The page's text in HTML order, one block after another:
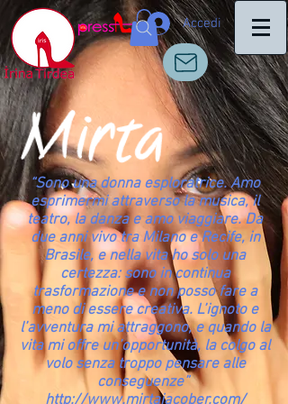
Accedi
“Sono una donna esploratrice. Amo
esprimermi attraverso la musica, il
teatro, la danza e amo viaggiare. Da
due anni vivo tra Milano e Recife, in
Brasile, e nella vita ho solo una
certezza: sono in continua
trasformazione e non posso fare a
meno di essere creativa. L’ignoto e
l’avventura mi attraggono, e quando la
vita mi offre un’opportunità, la colgo al
volo senza troppo pensare alle
conseguenze”
http://www.mirtajacober.com/